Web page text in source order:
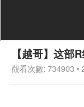
【越哥】这部
觀看次數: 734903 •